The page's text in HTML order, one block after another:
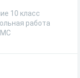
10 класс
работа